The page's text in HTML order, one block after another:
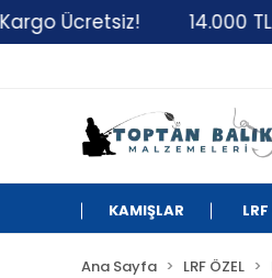
14.000 TL Üzeri
KAMIŞLAR
Ana Sayfa LRF ÖZEL